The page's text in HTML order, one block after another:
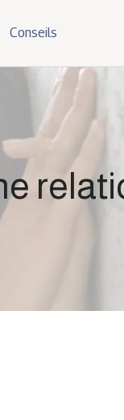
Conseils